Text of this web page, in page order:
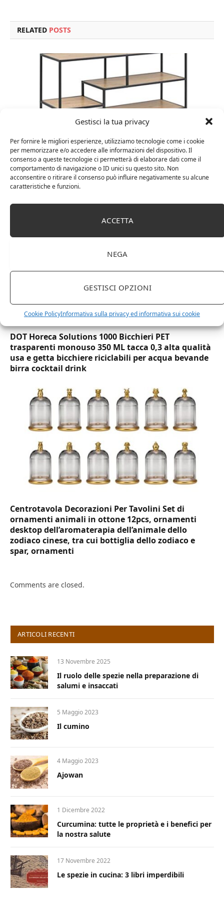
Gestisci la tua privacy
Per fornire le migliori esperienze, utilizziamo tecnologie come i cookie
per memorizzare e/o accedere alle informazioni del dispositivo. Il
consenso a queste tecnologie ci permetterà di elaborare dati come il
comportamento di navigazione o ID unici su questo sito. Non
acconsentire o ritirare il consenso può influire negativamente su alcune
caratteristiche e funzioni.
ACCETTA
NEGA
GESTISCI OPZIONI
Cookie PolicyInformativa sulla privacy ed informativa sui cookie
RELATED POSTS
Amazon Basics Martin – Libreria, 35 x 114 x 78 cm
(Lu x La x A), effetto quercia(In precedenza
DOT Horeca Solutions 1000 Bicchieri PET
trasparenti monouso 350 ML tacca 0,3 alta qualità
usa e getta bicchiere riciclabili per acqua bevande
birra cocktail drink
Centrotavola Decorazioni Per Tavolini Set di
ornamenti animali in ottone 12pcs, ornamenti
desktop dell’aromaterapia dell’animale dello
zodiaco cinese, tra cui bottiglia dello zodiaco e
spar, ornamenti
Comments are closed.
ARTICOLI RECENTI
13 Novembre 2025
Il ruolo delle spezie nella preparazione di
salumi e insaccati
5 Maggio 2023
Il cumino
4 Maggio 2023
Ajowan
1 Dicembre 2022
Curcumina: tutte le proprietà e i benefici per
la nostra salute
17 Novembre 2022
Le spezie in cucina: 3 libri imperdibili